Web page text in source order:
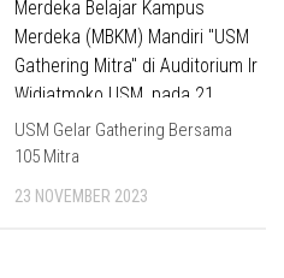
USM Gelar Gathering Bersama
105 Mitra
23 NOVEMBER 2023